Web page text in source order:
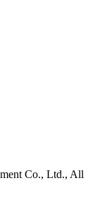
Co., Ltd., All